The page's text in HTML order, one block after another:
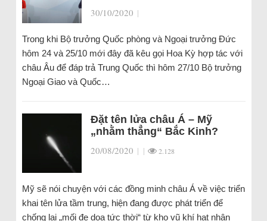
30/10/2020 |
Trong khi Bộ trưởng Quốc phòng và Ngoại trưởng Đức
hôm 24 và 25/10 mới đây đã kêu gọi Hoa Kỳ hợp tác với
châu Âu để đáp trả Trung Quốc thì hôm 27/10 Bộ trưởng
Ngoại Giao và Quốc…
Đặt tên lửa châu Á – Mỹ
„nhằm thẳng“ Bắc Kinh?
20/08/2020 | | 2.128
Mỹ sẽ nói chuyện với các đồng minh châu Á về việc triển
khai tên lửa tầm trung, hiện đang được phát triển để
chống lại „mối đe dọa tức thời“ từ kho vũ khí hạt nhân